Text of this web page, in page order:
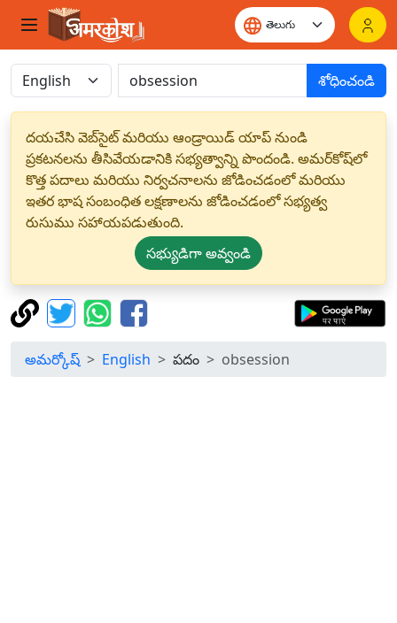
శోధించండి
దయచేసి వెబ్‌సైట్ మరియు ఆండ్రాయిడ్ యాప్ నుండి
ప్రకటనలను తీసివేయడానికి సభ్యత్వాన్ని పొందండి. అమర్‌కోష్‌లో
కొత్త పదాలు మరియు నిర్వచనాలను జోడించడంలో మరియు
ఇతర భాష సంబంధిత లక్షణాలను జోడించడంలో సభ్యత్వ
రుసుము సహాయపడుతుంది.
సభ్యుడిగా అవ్వండి
అమర్కోష్ English పదం obsession